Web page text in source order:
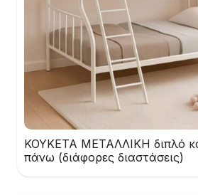
ΚΟΥΚΕΤΑ ΜΕΤΑΛΛΙΚΗ διπλό
πάνω (διάφορες διαστάσεις)